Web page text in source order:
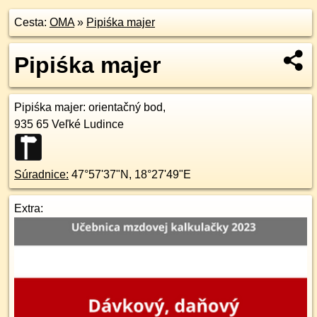
Cesta: OMA» Pipiśka majer
Pipiśka majer
Pipiśka majer: orientačný bod,
935 65 Veľké Ludince
Súradnice: 47°57'37"N , 18°27'49"E
Extra: